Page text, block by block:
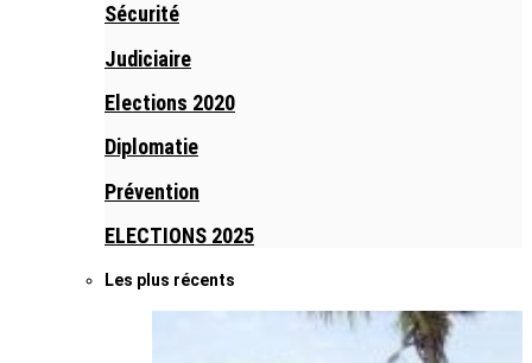
Sécurité
Judiciaire
Elections 2020
Diplomatie
Prévention
ELECTIONS 2025
Les plus récents